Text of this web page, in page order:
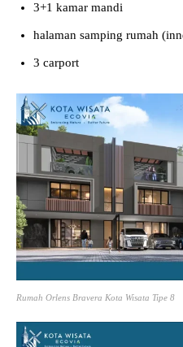
3+1 kamar mandi
halaman samping rumah
3 carport
Rumah Orlens Bravera Kota Wisata Tipe 8